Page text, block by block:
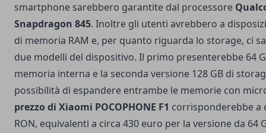
smartphone sarebbero garantite dal processore
Snapdragon 845. Inoltre gli utenti avrebbero a
di memoria RAM e, per quanto riguarda lo storage, ci
due modelli del dispositivo. Il primo presenterebbe 64
memoria interna e la seconda versione 128 GB di
possibilità di espandere entrambe le memorie con
prezzo di Xiaomi POCOPHONE F1 corrisponderebbe a
RON, equivalenti a circa 430 euro per la versione da 64